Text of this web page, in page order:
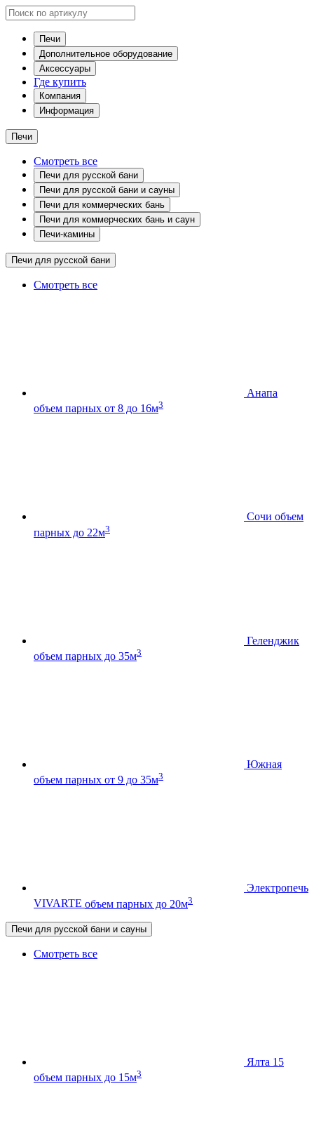
Печи
Дополнительное оборудование
Аксессуары
Где купить
Компания
Информация
Печи
Смотреть все
Печи для русской бани
Печи для русской бани и сауны
Печи для коммерческих бань
Печи для коммерческих бань и саун
Печи-камины
Печи для русской бани
Смотреть все
Анапа
объем парных от 8 до 16м3
Сочи объем
парных до 22м3
Геленджик
объем парных до 35м3
Южная
объем парных от 9 до 35м3
Электропечь
VIVARTE объем парных до 20м3
Печи для русской бани и сауны
Смотреть все
Ялта 15
объем парных до 15м3